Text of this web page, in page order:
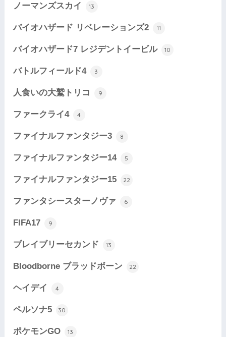
ノーマンズスカイ 13
バイオハザード リベレーションズ2 11
バイオハザード7 レジデントイービル 10
バトルフィールド4 3
人食いの大鷲トリコ 9
ファークライ4 4
ファイナルファンタジー3 8
ファイナルファンタジー14 5
ファイナルファンタジー15 22
ファンタシースターノヴァ 6
FIFA17 9
ブレイブリーセカンド 13
Bloodborne ブラッドボーン 22
ヘイデイ 4
ペルソナ5 30
ポケモンGO 13